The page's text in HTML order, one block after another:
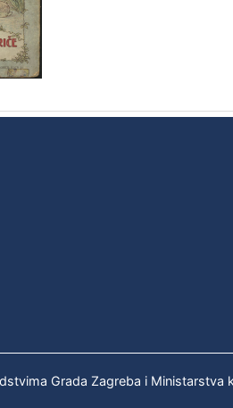
Grada Zagreba i Ministarstva